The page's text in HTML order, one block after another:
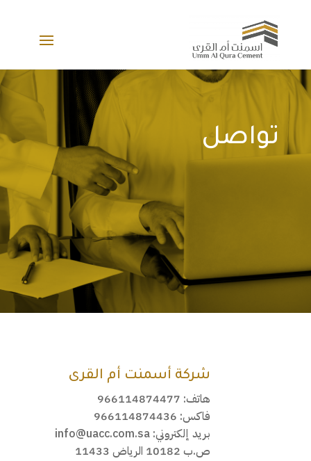
تواصل
شركة أسمنت أم القرى
هاتف: 966114874477
فاكس: 966114874436
بريد إلكتروني: info@uacc.com.sa
ص.ب 10182 الرياض 11433